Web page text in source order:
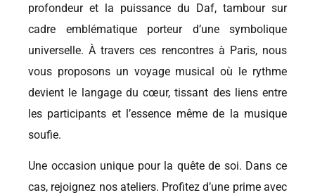
profondeur et la puissance du Daf, tambour sur
cadre emblématique porteur d’une symbolique
universelle. À travers ces rencontres à Paris, nous
vous proposons un voyage musical où le rythme
devient le langage du cœur, tissant des liens entre
les participants et l’essence même de la musique
soufie.
Une occasion unique pour la quête de soi. Dans ce
cas, rejoignez nos ateliers. Profitez d’une prime avec